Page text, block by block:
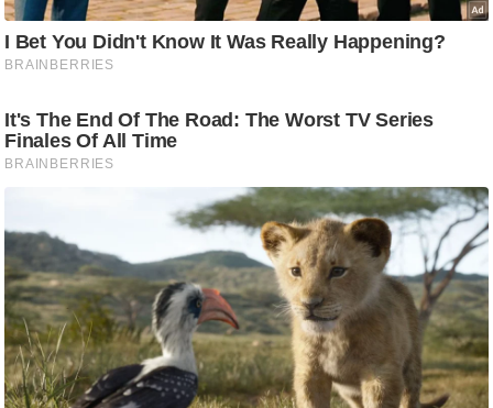
न
ज
ग
बॉ
ली
हॉ
ली
वु
ड
फि
ल्म